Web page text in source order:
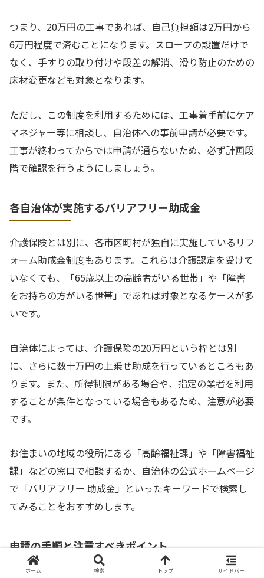
つまり、20万円の工事であれば、自己負担額は2万円から
6万円程度で済むことになります。スロープの設置だけで
なく、手すりの取り付けや段差の解消、滑り防止のための
床材変更なども対象となります。
ただし、この制度を利用するためには、工事着手前にケア
マネジャー等に相談し、自治体への事前申請が必要です。
工事が終わってからでは申請が通らないため、必ず計画段
階で確認を行うようにしましょう。
各自治体が実施するバリアフリー助成金
介護保険とは別に、各市区町村が独自に実施しているリフ
ォーム助成金制度もあります。これらは介護認定を受けて
いなくても、「65歳以上の高齢者がいる世帯」や「障害
をお持ちの方がいる世帯」であれば対象となるケースが多
いです。
自治体によっては、介護保険の20万円という枠とは別
に、さらに数十万円の上乗せ助成を行っているところもあ
ります。また、所得制限がある場合や、指定の業者を利用
することが条件となっている場合もあるため、注意が必要
です。
お住まいの地域の役所にある「高齢福祉課」や「障害福祉
課」などの窓口で相談するか、自治体の公式ホームページ
で「バリアフリー 助成金」といったキーワードで検索し
てみることをおすすめします。
申請の手順と注意すべきポイント
ホーム 検索 トップ サイドバー